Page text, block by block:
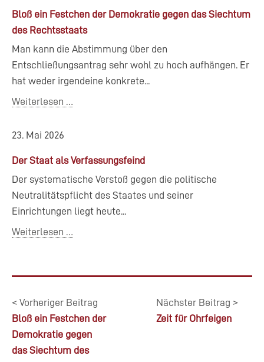
Bloß ein Festchen der Demokratie gegen das Siechtum
des Rechtsstaats
Man kann die Abstimmung über den
Entschließungsantrag sehr wohl zu hoch aufhängen. Er
hat weder irgendeine konkrete...
Weiterlesen …
23. Mai 2026
Der Staat als Verfassungsfeind
Der systematische Verstoß gegen die politische
Neutralitätspflicht des Staates und seiner
Einrichtungen liegt heute...
Weiterlesen …
< Vorheriger Beitrag
Bloß ein Festchen der
Demokratie gegen
das Siechtum des
Nächster Beitrag >
Zeit für Ohrfeigen